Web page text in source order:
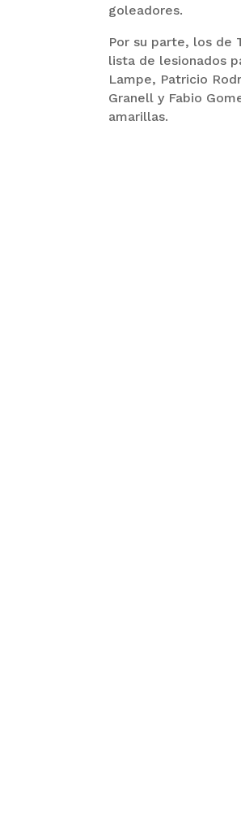
goleadores.
Por su parte, los de
lista de lesionados
Lampe, Patricio
Granell y Fabio
amarillas.